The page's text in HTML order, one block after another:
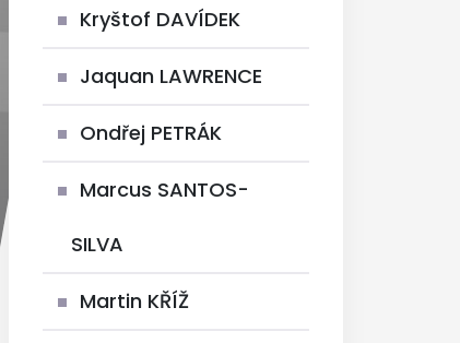
Kryštof DAVÍDEK
Jaquan LAWRENCE
Ondřej PETRÁK
Marcus SANTOS-
SILVA
Martin KŘÍŽ